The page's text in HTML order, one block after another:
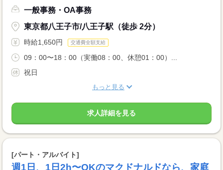
一般事務・OA事務
東京都八王子市/八王子駅（徒歩 2分）
時給1,650円 交通費全額支給
09：00〜18：00（実働08：00、休憩01：00）...
祝日
もっと見る
求人詳細を見る
[パート・アルバイト]
週1日、1日2h〜OKのマクドナルドなら、家庭